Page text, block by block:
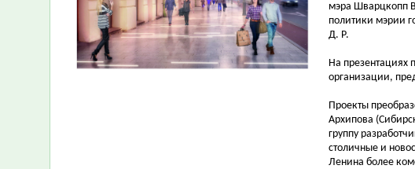
мэра Шварцкопп
политики мэрии
Д. Р.
На презентациях
организации,
Проекты
Архипова
группу
столичные и
Ленина более